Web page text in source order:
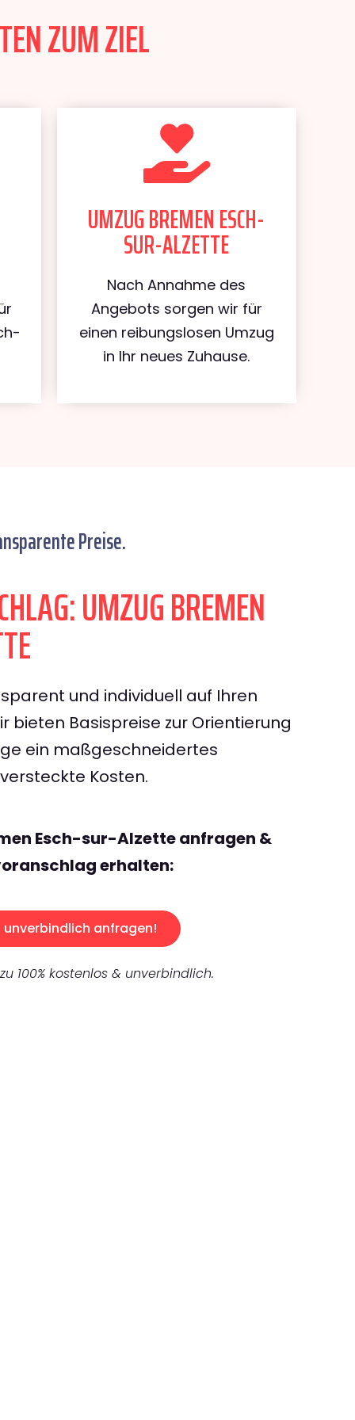
ZUM ZIEL
UMZUG BREMEN ESCH-
SUR-ALZETTE
Nach Annahme des
Angebots sorgen wir für
einen reibungslosen Umzug
in Ihr neues Zuhause.
Preise.
UMZUG BREMEN
und individuell auf Ihren
bieten Basispreise zur Orientierung
ein maßgeschneidertes
Kosten.
Esch-sur-Alzette anfragen &
erhalten:
unverbindlich anfragen!
100% kostenlos & unverbindlich.